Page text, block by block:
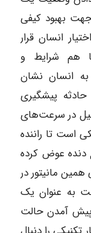
بهبود کیفی
انسان قرار
هم شرایط و
انسان نشان
پیشگیری
در سرعت‌های
است تا راننده
دنده عوض کرده
همین مانیتور در
در ساعت به عنوان یک
پیش آمدن حالت